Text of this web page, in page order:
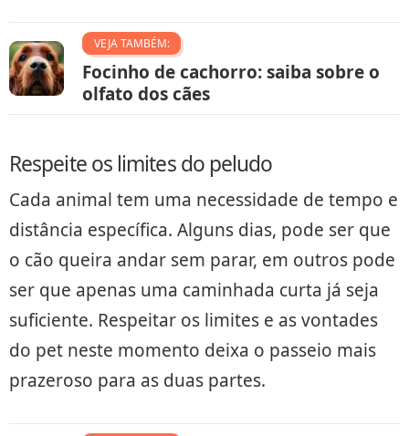
VEJA TAMBÉM:
Focinho de cachorro: saiba sobre o
olfato dos cães
Respeite os limites do peludo
Cada animal tem uma necessidade de tempo e
distância específica. Alguns dias, pode ser que
o cão queira andar sem parar, em outros pode
ser que apenas uma caminhada curta já seja
suficiente. Respeitar os limites e as vontades
do pet neste momento deixa o passeio mais
prazeroso para as duas partes.